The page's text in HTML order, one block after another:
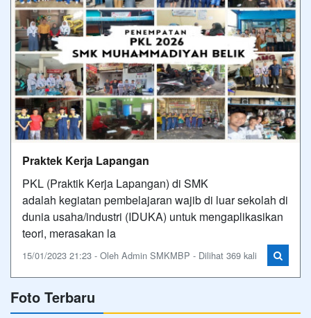
Praktek Kerja Lapangan
PKL (Praktik Kerja Lapangan) di SMK
adalah kegiatan pembelajaran wajib di luar sekolah di
dunia usaha/industri (IDUKA) untuk mengaplikasikan
teori, merasakan la
15/01/2023 21:23 - Oleh Admin SMKMBP - Dilihat 369 kali
Foto Terbaru